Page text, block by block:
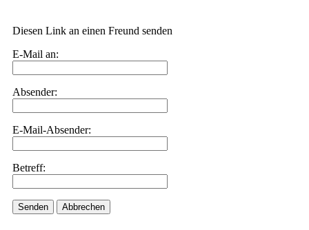
Diesen Link an einen Freund senden
E-Mail an:
Absender:
E-Mail-Absender:
Betreff:
Senden Abbrechen